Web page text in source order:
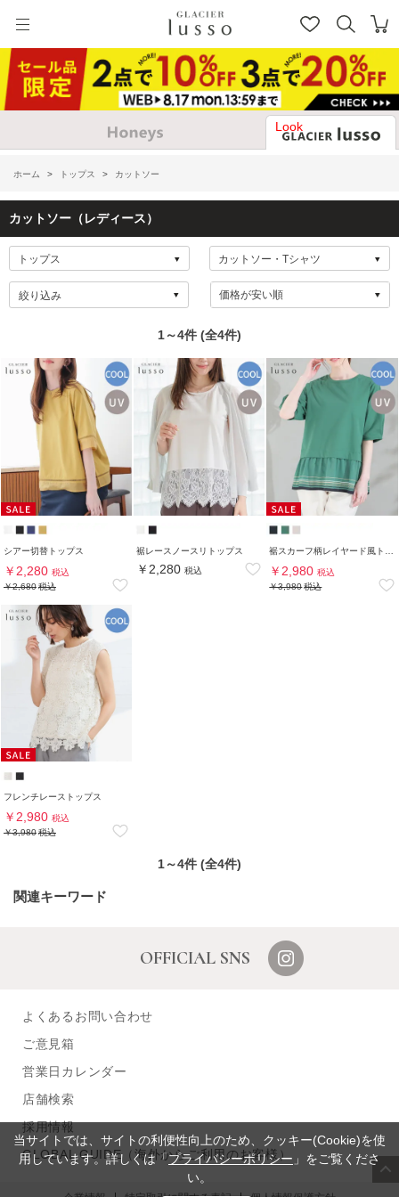
Look
ホーム > トップス > カットソー
カットソー（レディース）
絞り込み
1～4件 (全4件)
シアー切替トップス
￥2,280 税込
￥2,680税込
裾レースノースリトップス
￥2,280 税込 ￥2,980 税込
￥3,980税込
フレンチレーストップス
￥2,980 税込
￥3,980税込
1～4件 (全4件)
関連キーワード
OFFICIAL SNS
よくあるお問い合わせ
ご意見箱
営業日カレンダー
店舗検索
採用情報
GLOBAL GUIDE（海外からご利用のお客様）
当サイトでは、サイトの利便性向上のため、クッキー(Cookie)を使
用しています。詳しくは「プライバシーポリシー 」をご覧くださ
い。